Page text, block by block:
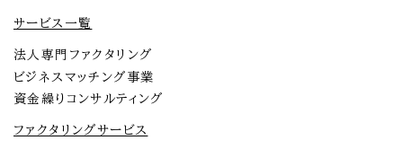
サービス一覧
法人専門ファクタリング
ビジネスマッチング事業
資金繰りコンサルティング
ファクタリングサービス